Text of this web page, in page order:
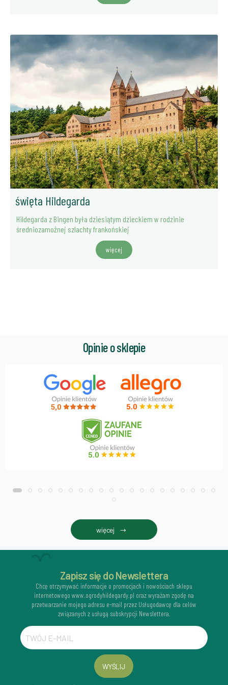
święta Hildegarda
Hildegarda z Bingen była dziesiątym dzieckiem w rodzinie
średniozamożnej szlachty frankońskiej
więcej
Opinie o sklepie
więcej
Zapisz się do Newslettera
Chcę otrzymywać informacje o promocjach i nowościach sklepu
internetowego www.ogrodyhildegardy.pl oraz wyrażam zgodę na
przetwarzanie mojego adresu e-mail przez Usługodawcę dla celów
związanych z usługą subskrypcji Newslettera.
WYŚLIJ